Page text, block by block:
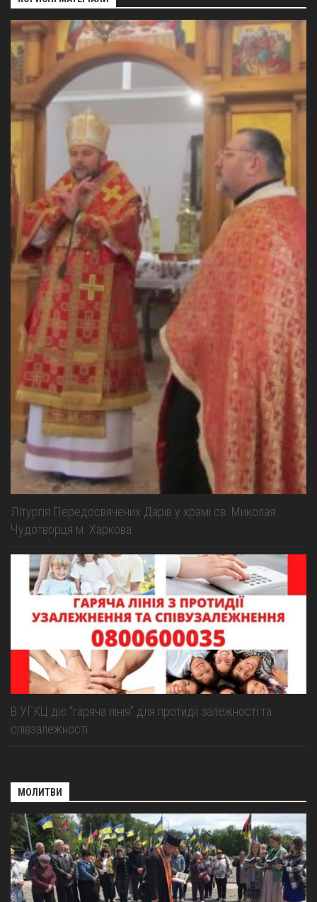
Літургія Передосвячених Дарів у храмі св. Миколая
Чудотворця м. Харкова
В УГКЦ діє “гаряча лінія” для протидії залежності та
співзалежності
МОЛИТВИ